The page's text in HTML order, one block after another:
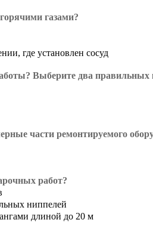
газами?
где установлен сосуд
Выберите два правильных
части ремонтируемого
работ?
ниппелей
длиной до 20 м